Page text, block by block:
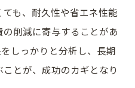
も、耐久性や省エネ性能
削減に寄与することがあ
しっかりと分析し、長期
とが、成功のカギとなり